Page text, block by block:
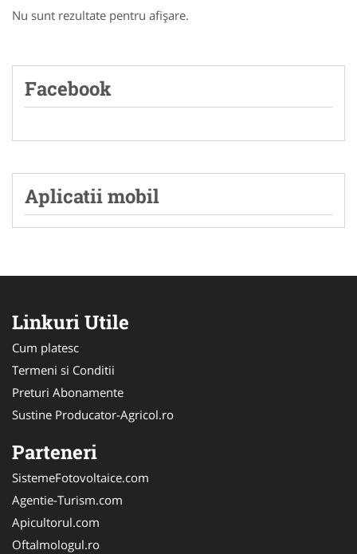
Nu sunt rezultate pentru afişare.
Facebook
Aplicatii mobil
Linkuri Utile
Cum platesc
Termeni si Conditii
Preturi Abonamente
Sustine Producator-Agricol.ro
Parteneri
SistemeFotovoltaice.com
Agentie-Turism.com
Apicultorul.com
Oftalmologul.ro